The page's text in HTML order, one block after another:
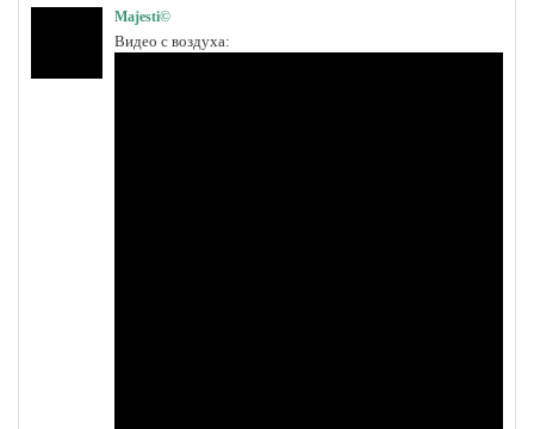
Majesti©
Видео с воздуха: